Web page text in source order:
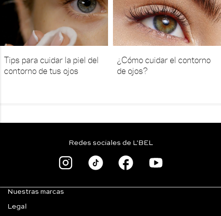
Tips para cuidar la piel del
contorno de tus ojos
¿Cómo cuidar el contorno
de ojos?
Nuestras marcas
Legal
Redes sociales de L'BEL